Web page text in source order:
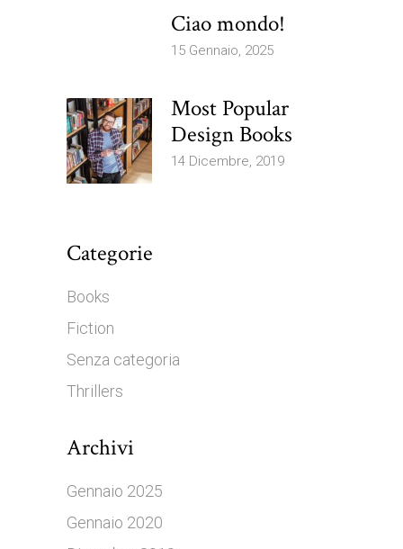
Ciao mondo!
15 Gennaio, 2025
Most Popular
Design Books
14 Dicembre, 2019
Categorie
Books
Fiction
Senza categoria
Thrillers
Archivi
Gennaio 2025
Gennaio 2020